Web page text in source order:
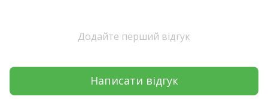
Додайте перший відгук
Написати відгук